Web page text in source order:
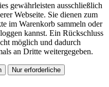
gewährleisten ausschließlich
Webseite. Sie dienen zum
im Warenkorb sammeln oder
kannst. Ein Rückschluss
möglich und dadurch
an Dritte weitergegeben.
Nur erforderliche